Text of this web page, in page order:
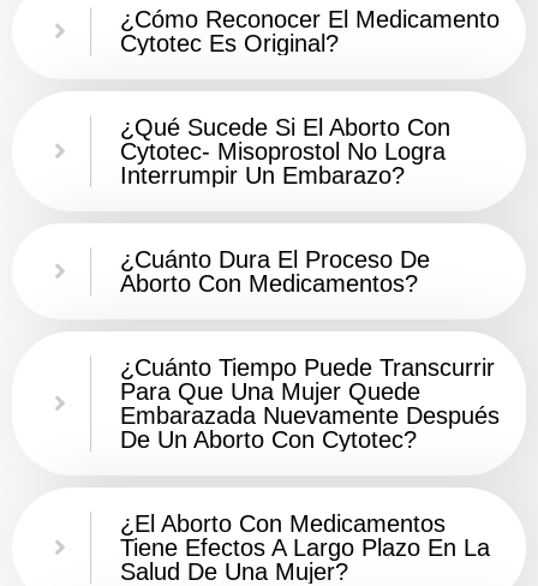
¿Cómo Reconocer El Medicamento
Cytotec Es Original?
¿Qué Sucede Si El Aborto Con
Cytotec- Misoprostol No Logra
Interrumpir Un Embarazo?
¿Cuánto Dura El Proceso De
Aborto Con Medicamentos?
¿Cuánto Tiempo Puede Transcurrir
Para Que Una Mujer Quede
Embarazada Nuevamente Después
De Un Aborto Con Cytotec?
¿El Aborto Con Medicamentos
Tiene Efectos A Largo Plazo En La
Salud De Una Mujer?